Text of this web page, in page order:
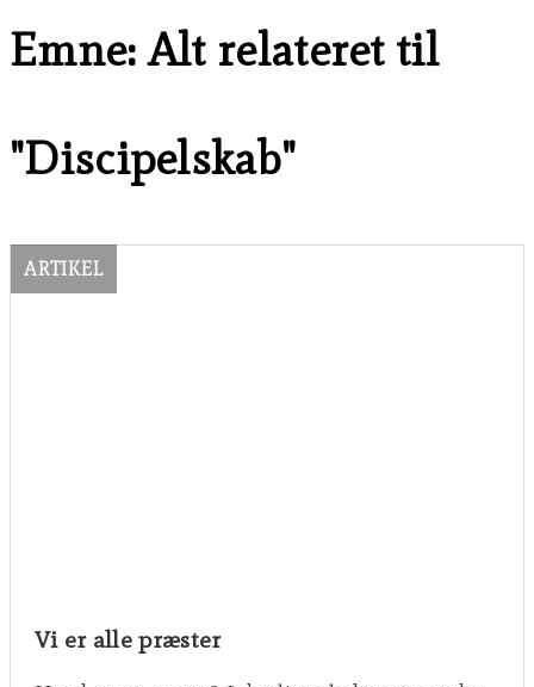
Emne: Alt relateret til
"Discipelskab"
ARTIKEL
Vi er alle præster